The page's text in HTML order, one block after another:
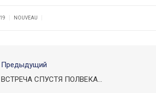
NOUVEAU
Предыдущий
ВСТРЕЧА СПУСТЯ ПОЛВЕКА...